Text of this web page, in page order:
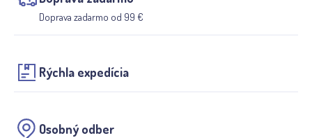
Doprava zadarmo od 99 €
Rýchla expedícia
Osobný odber